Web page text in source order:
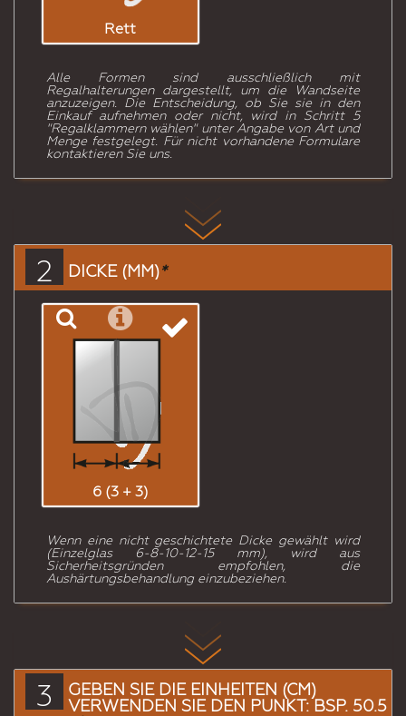
Rett
Alle Formen sind ausschließlich mit
Regalhalterungen dargestellt, um die Wandseite
anzuzeigen. Die Entscheidung, ob Sie sie in den
Einkauf aufnehmen oder nicht, wird in Schritt 5
"Regalklammern wählen" unter Angabe von Art und
Menge festgelegt. Für nicht vorhandene Formulare
kontaktieren Sie uns.
2 DICKE (MM)*
6 (3 + 3)
Wenn eine nicht geschichtete Dicke gewählt wird
(Einzelglas 6-8-10-12-15 mm), wird aus
Sicherheitsgründen empfohlen, die
Aushärtungsbehandlung einzubeziehen.
3
GEBEN SIE DIE EINHEITEN (CM)
VERWENDEN SIE DEN PUNKT: BSP. 50.5